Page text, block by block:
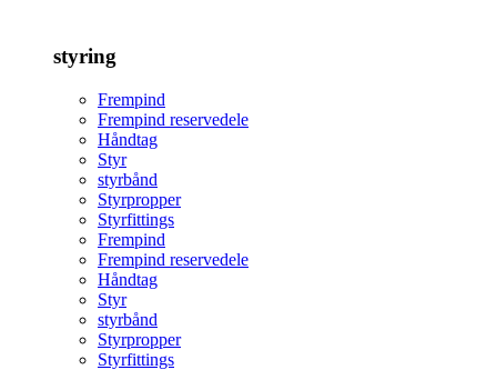
styring
Frempind
Frempind reservedele
Håndtag
Styr
styrbånd
Styrpropper
Styrfittings
Frempind
Frempind reservedele
Håndtag
Styr
styrbånd
Styrpropper
Styrfittings